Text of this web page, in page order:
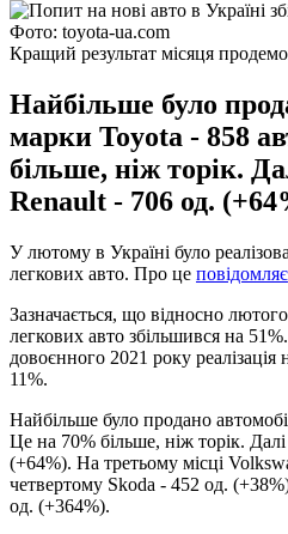
Фото: toyota-ua.com
Кращий результат місяця
Найбільше було
марки Toyota - 858
більше, ніж торік.
Renault - 706 од.
У лютому в Україні було
легкових авто. Про це повідомляє
Зазначається, що відносно
легкових авто збільшився на
довоєнного 2021 року
11%.
Найбільше було продано
Це на 70% більше, ніж торік.
(+64%). На третьому місці
четвертому Skoda - 452 од.
од. (+364%).